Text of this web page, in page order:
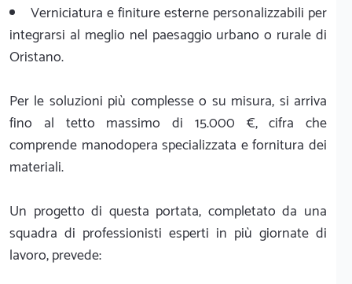
Verniciatura e finiture esterne personalizzabili per
integrarsi al meglio nel paesaggio urbano o rurale di
Oristano.
Per le soluzioni più complesse o su misura, si arriva
fino al tetto massimo di 15.000 €, cifra che
comprende manodopera specializzata e fornitura dei
materiali.
Un progetto di questa portata, completato da una
squadra di professionisti esperti in più giornate di
lavoro, prevede: